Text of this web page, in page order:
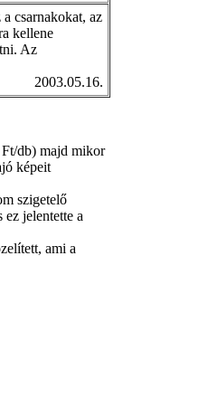
csarnakokat, az
kellene
Az
2003.05.16.
db) majd mikor
képeit
szigetelő
jelentette a
ami a